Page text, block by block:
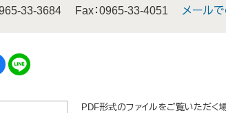
33-3684
Fax：0965-33-4051 メール
PDF形式のファイルをご覧いただく